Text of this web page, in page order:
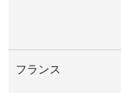
フランス